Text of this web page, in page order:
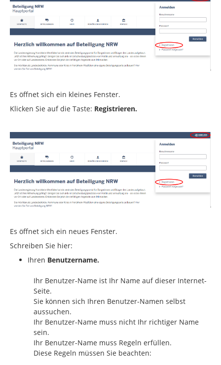
Es öffnet sich ein kleines Fenster.
Klicken Sie auf die Taste: Registrieren.
Es öffnet sich ein neues Fenster.
Schreiben Sie hier:
Ihren Benutzername.
Ihr Benutzer-Name ist Ihr Name auf dieser Internet-
Seite.
Sie können sich Ihren Benutzer-Namen selbst
aussuchen.
Ihr Benutzer-Name muss nicht Ihr richtiger Name
sein.
Ihr Benutzer-Name muss Regeln erfüllen.
Diese Regeln müssen Sie beachten: